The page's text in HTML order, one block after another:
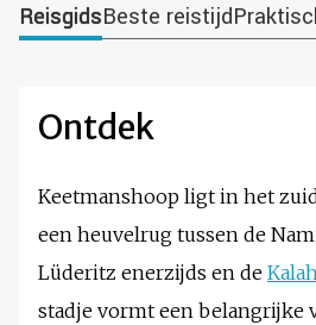
ReisgidsBeste reistijd
Ontdek
Keetmanshoop ligt in het
een heuvelrug tussen de
Lüderitz enerzijds en de
stadje vormt een belangrijke